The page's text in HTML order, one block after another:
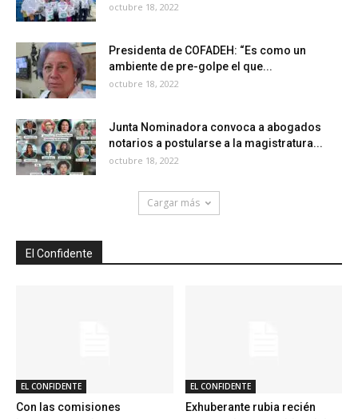
octubre 18, 2022
Presidenta de COFADEH: “Es como un
ambiente de pre-golpe el que...
octubre 18, 2022
Junta Nominadora convoca a abogados
notarios a postularse a la magistratura...
octubre 18, 2022
Cargar más
El Confidente
EL CONFIDENTE
Con las comisiones
EL CONFIDENTE
Exhuberante rubia recién